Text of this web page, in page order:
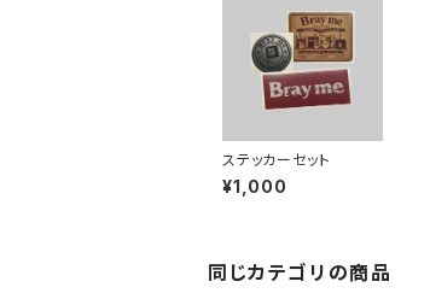
ステッカーセット
¥1,000
同じカテゴリの商品